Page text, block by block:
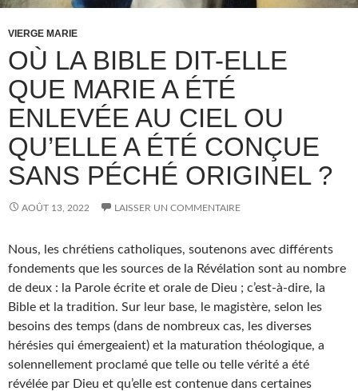
VIERGE MARIE
OÙ LA BIBLE DIT-ELLE
QUE MARIE A ÉTÉ
ENLEVÉE AU CIEL OU
QU’ELLE A ÉTÉ CONÇUE
SANS PÉCHÉ ORIGINEL ?
AOÛT 13, 2022 LAISSER UN COMMENTAIRE
Nous, les chrétiens catholiques, soutenons avec différents
fondements que les sources de la Révélation sont au nombre
de deux : la Parole écrite et orale de Dieu ; c’est-à-dire, la
Bible et la tradition. Sur leur base, le magistère, selon les
besoins des temps (dans de nombreux cas, les diverses
hérésies qui émergeaient) et la maturation théologique, a
solennellement proclamé que telle ou telle vérité a été
révélée par Dieu et qu’elle est contenue dans certaines